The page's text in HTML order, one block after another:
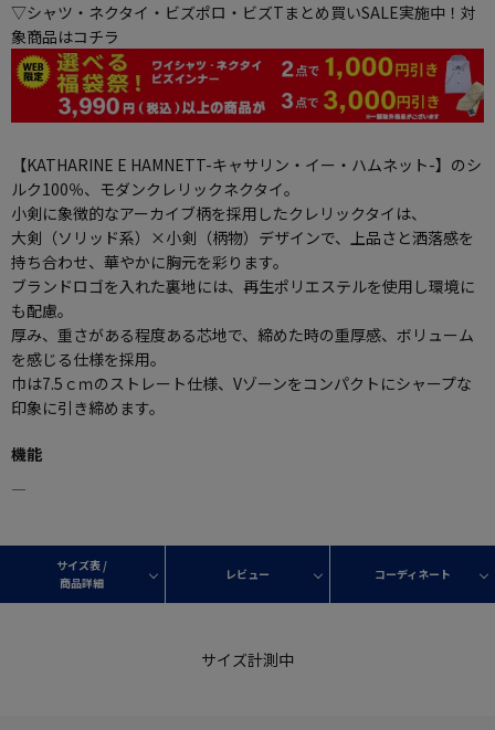
▽シャツ・ネクタイ・ビズポロ・ビズTまとめ買いSALE実施中！対
象商品はコチラ
【KATHARINE E HAMNETT-キャサリン・イー・ハムネット-】のシ
ルク100％、モダンクレリックネクタイ。
小剣に象徴的なアーカイブ柄を採用したクレリックタイは、
大剣（ソリッド系）×小剣（柄物）デザインで、上品さと洒落感を
持ち合わせ、華やかに胸元を彩ります。
ブランドロゴを入れた裏地には、再生ポリエステルを使用し環境に
も配慮。
厚み、重さがある程度ある芯地で、締めた時の重厚感、ボリューム
を感じる仕様を採用。
巾は7.5ｃｍのストレート仕様、Vゾーンをコンパクトにシャープな
印象に引き締めます。
機能
―
サイズ表 /
商品詳細
レビュー コーディネート
サイズ計測中